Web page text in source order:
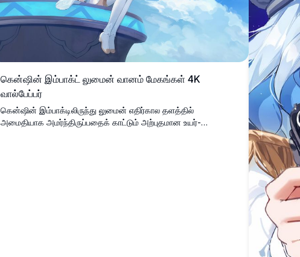
கென்ஷின் இம்பாக்ட் லுமைன் வானம் மேகங்கள் 4K
வால்பேப்பர்
கென்ஷின் இம்பாக்டிலிருந்து லுமைன் எதிர்கால தளத்தில்
அமைதியாக அமர்ந்திருப்பதைக் காட்டும் அற்புதமான உயர்-